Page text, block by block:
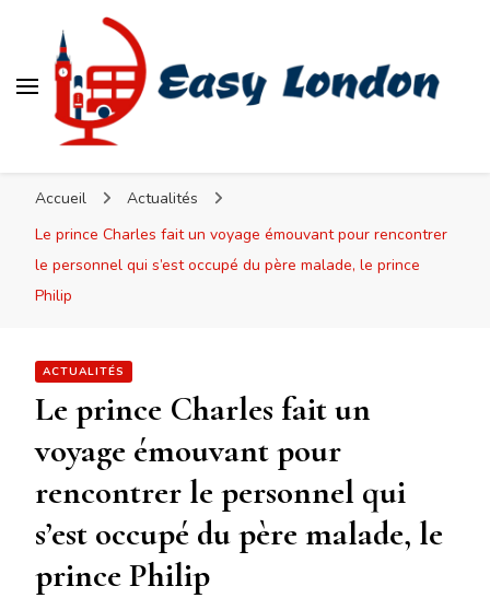
Accueil
Actualités
Le prince Charles fait un voyage émouvant pour rencontrer
le personnel qui s’est occupé du père malade, le prince
Philip
ACTUALITÉS
Le prince Charles fait un
voyage émouvant pour
rencontrer le personnel qui
s’est occupé du père malade, le
prince Philip